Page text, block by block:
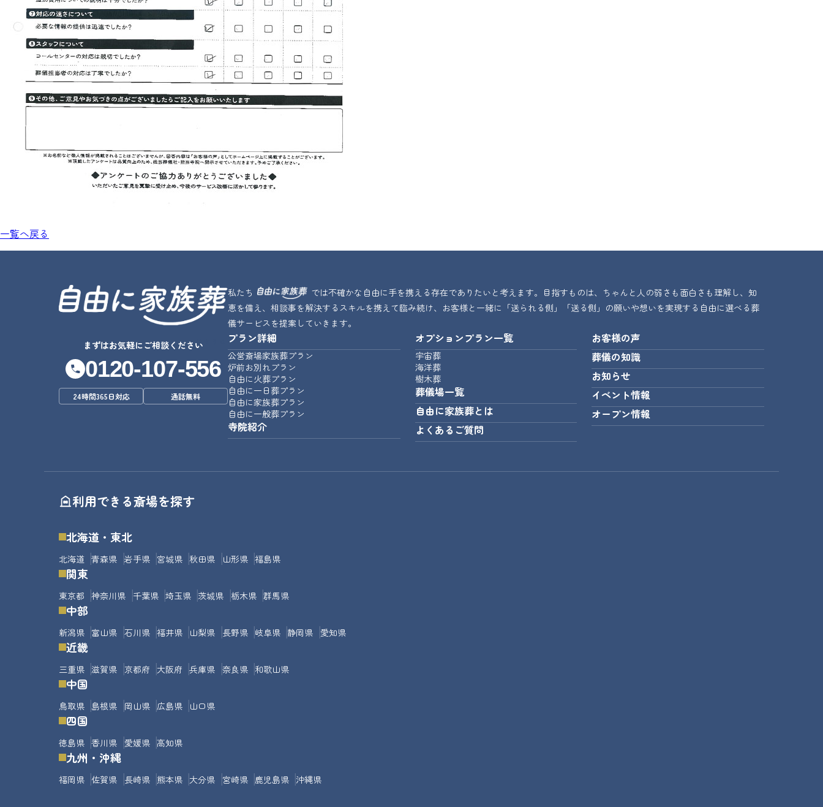
一覧へ戻る
まずはお気軽にご相談くださいじゆうな
0120-107-556
24時間365日対応 通話無料
私たち
では不確かな自由に手を携える存在でありたいと考えます。目指すものは、ちゃんと人の弱さも面白さも理解し、知
恵を備え、相談事を解決するスキルを携えて臨み続け、お客様と一緒に「送られる側」「送る側」の願いや想いを実現する自由に選べる葬
儀サービスを提案していきます。
プラン詳細
公営斎場家族葬プラン
炉前お別れプラン
自由に火葬プラン
自由に一日葬プラン
自由に家族葬プラン
自由に一般葬プラン
寺院紹介
オプションプラン一覧
宇宙葬
海洋葬
樹木葬
葬儀場一覧
自由に家族葬とは
よくあるご質問
お客様の声
葬儀の知識
お知らせ
イベント情報
オープン情報
利用できる斎場を探す
北海道・東北
北海道 青森県 岩手県 宮城県 秋田県 山形県 福島県
関東
東京都 神奈川県 千葉県 埼玉県 茨城県 栃木県 群馬県
中部
新潟県 富山県 石川県 福井県 山梨県 長野県 岐阜県 静岡県 愛知県
近畿
三重県 滋賀県 京都府 大阪府 兵庫県 奈良県 和歌山県
中国
鳥取県 島根県 岡山県 広島県 山口県
四国
徳島県 香川県 愛媛県 高知県
九州・沖縄
福岡県 佐賀県 長崎県 熊本県 大分県 宮崎県 鹿児島県 沖縄県